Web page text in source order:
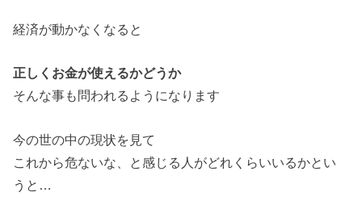
経済が動かなくなると
正しくお金が使えるかどうか
そんな事も問われるようになります
今の世の中の現状を見て
これから危ないな、と感じる人がどれくらいいるかとい
うと…